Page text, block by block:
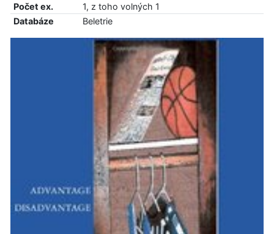
Počet ex.
1, z toho volných 1
Databáze
Beletrie